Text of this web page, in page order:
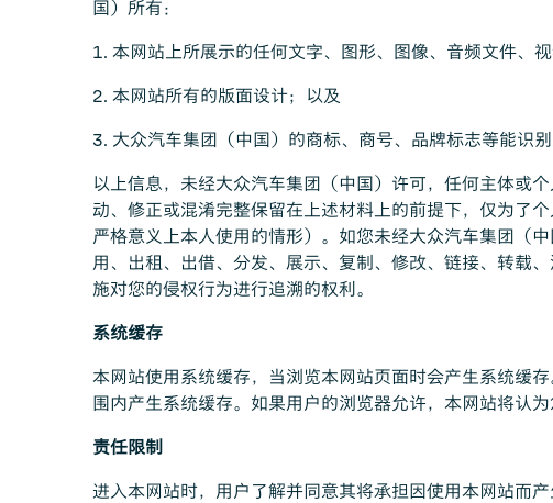
国）所有：
1. 本网站上所展示的任何文字、图形、图像、音频文件、视
2. 本网站所有的版面设计；以及
3. 大众汽车集团（中国）的商标、商号、品牌标志等能识
以上信息，未经大众汽车集团（中国）许可，任何主体或
动、修正或混淆完整保留在上述材料上的前提下，仅为了
严格意义上本人使用的情形）。如您未经大众汽车集团（
用、出租、出借、分发、展示、复制、修改、链接、转载
施对您的侵权行为进行追溯的权利。
系统缓存
本网站使用系统缓存，当浏览本网站页面时会产生系统缓
围内产生系统缓存。如果用户的浏览器允许，本网站将认为
责任限制
进入本网站时，用户了解并同意其将承担因使用本网站而